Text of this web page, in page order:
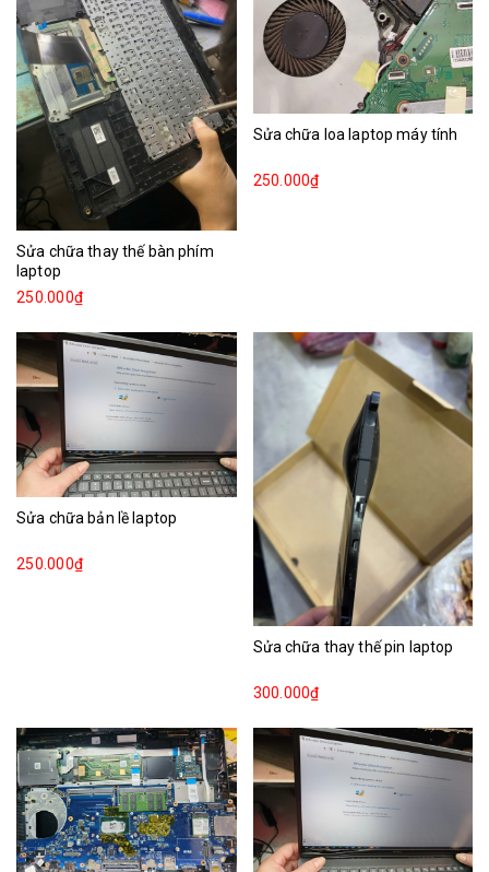
Sửa chữa thay thế bàn phím
laptop
250.000₫
Sửa chữa loa laptop máy tính
250.000₫
Sửa chữa bản lề laptop
250.000₫
Sửa chữa thay thế pin laptop
300.000₫